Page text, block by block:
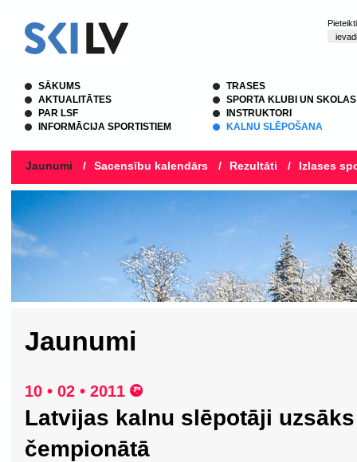
SĀKUMS
AKTUALITĀTES
PAR LSF
INFORMĀCIJA SPORTISTIEM
TRASES
SPORTA KLUBI UN SKOLAS
INSTRUKTORI
KALNU SLĒPOŠANA
Jaunumi / Sacensību kalendārs / Rezultāti / Izlases
Jaunumi
10 • 02 • 2011
Latvijas kalnu slēpotāji
čempionātā